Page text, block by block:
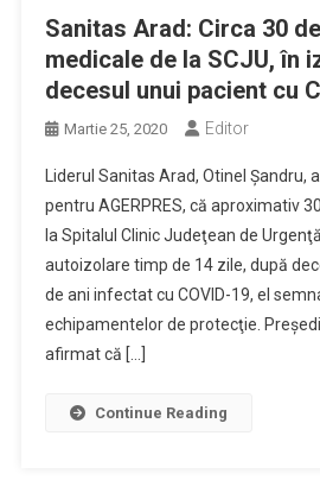
Sanitas Arad: Circa 30
medicale de la SCJU, în
decesul unui pacient cu
Martie 25, 2020 Editor
Liderul Sanitas Arad, Otinel Şandru,
pentru AGERPRES, că aproximativ
la Spitalul Clinic Judeţean de
autoizolare timp de 14 zile, după
de ani infectat cu COVID-19, el
echipamentelor de protecţie.
afirmat că […]
Continue Reading